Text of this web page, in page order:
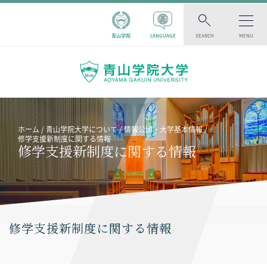
青山学院 LANGUAGE SEARCH MENU
ホーム 青山学院大学について
情報公開・大学基本情報
修学支援新制度に関する情報
修学支援新制度に関する情報
修学支援新制度に関する情報